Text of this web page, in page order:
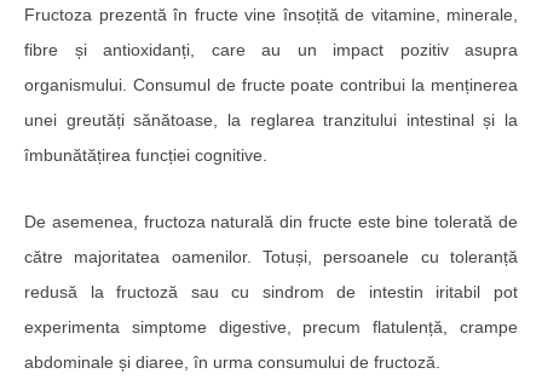
Fructoza prezentă în fructe vine însoțită de vitamine, minerale,
fibre și antioxidanți, care au un impact pozitiv asupra
organismului. Consumul de fructe poate contribui la menținerea
unei greutăți sănătoase, la reglarea tranzitului intestinal și la
îmbunătățirea funcției cognitive.
De asemenea, fructoza naturală din fructe este bine tolerată de
către majoritatea oamenilor. Totuși, persoanele cu toleranță
redusă la fructoză sau cu sindrom de intestin iritabil pot
experimenta simptome digestive, precum flatulență, crampe
abdominale și diaree, în urma consumului de fructoză.